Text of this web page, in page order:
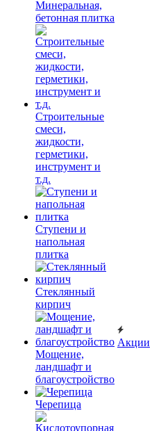
Минеральная,
бетонная плитка
Строительные
смеси,
жидкости,
герметики,
инструмент и
т.д.
Ступени и
напольная
плитка
Cтеклянный
кирпич
Мощение,
ландшафт и
благоустройство
Черепица
Акции